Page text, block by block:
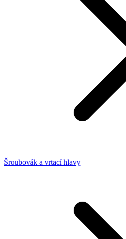
Šroubovák a vrtací hlavy